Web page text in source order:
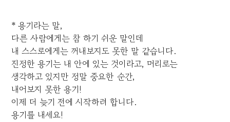
* 용기라는 말,
다른 사람에게는 참 하기 쉬운 말인데
내 스스로에게는 꺼내보지도 못한 말 같습니다.
진정한 용기는 내 안에 있는 것이라고, 머리로는
생각하고 있지만 정말 중요한 순간,
내어보지 못한 용기!
이제 더 늦기 전에 시작하려 합니다.
용기를 내세요!